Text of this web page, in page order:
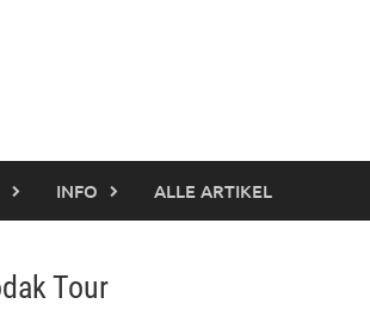
INFO ALLE ARTIKEL
Tour